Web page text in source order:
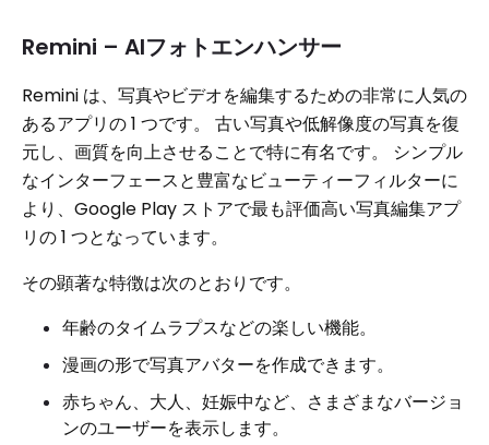
Remini – AIフォトエンハンサー
Remini は、写真やビデオを編集するための非常に人気の
あるアプリの 1 つです。 古い写真や低解像度の写真を復
元し、画質を向上させることで特に有名です。 シンプル
なインターフェースと豊富なビューティーフィルターに
より、Google Play ストアで最も評価高い写真編集アプ
リの 1 つとなっています。
その顕著な特徴は次のとおりです。
年齢のタイムラプスなどの楽しい機能。
漫画の形で写真アバターを作成できます。
赤ちゃん、大人、妊娠中など、さまざまなバージョ
ンのユーザーを表示します。